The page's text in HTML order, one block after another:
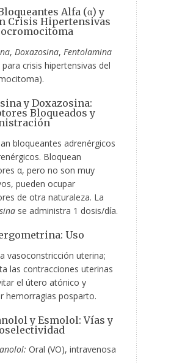
Alfa (α) y
Crisis Hipertensivas
, Doxazosina, Fentolamina
para crisis hipertensivas del
y Doxazosina:
Bloqueados y
bloqueantes adrenérgicos
Bloquean
α, pero no son muy
pueden ocupar
de otra naturaleza. La
se administra 1 dosis/día.
Uso
vasoconstricción uterina;
las contracciones uterinas
el útero atónico y
hemorragias posparto.
y Esmolol: Vías y
Oral (VO), intravenosa